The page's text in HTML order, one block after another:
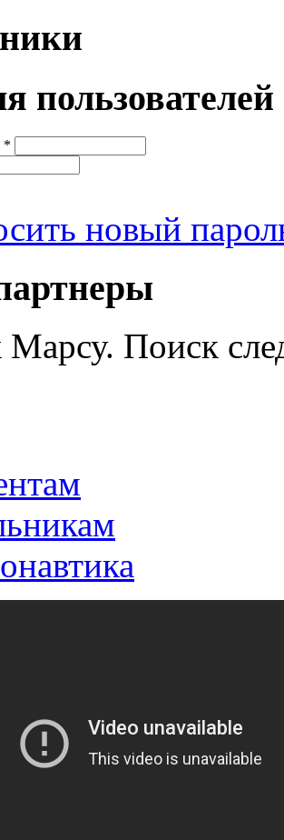
пользователей
*
новый
Марсу. Поиск